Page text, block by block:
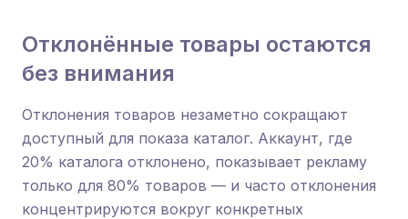
Отклонённые товары остаются
без внимания
Отклонения товаров незаметно сокращают
доступный для показа каталог. Аккаунт, где
20% каталога отклонено, показывает рекламу
только для 80% товаров — и часто отклонения
концентрируются вокруг конкретных